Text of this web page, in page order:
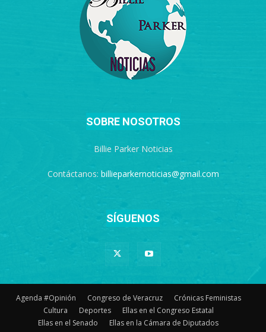
SOBRE NOSOTROS
Billie Parker Noticias
Contáctanos: billieparkernoticias@gmail.com
SÍGUENOS
Agenda #Opinión Congreso de Veracruz
Crónicas Feministas
Cultura
Deportes
Ellas en el Congreso Estatal
Ellas en el Senado
Ellas en la Cámara de Diputados